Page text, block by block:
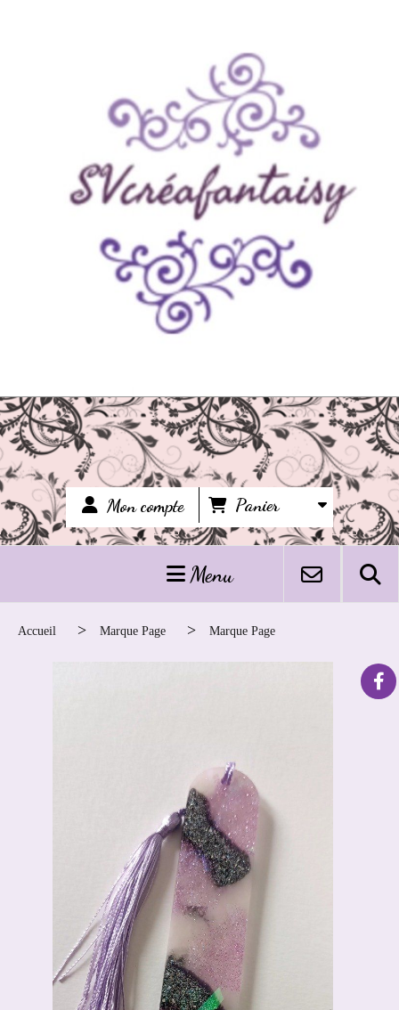
Mon compte Panier
Menu
Accueil Marque Page Marque Page